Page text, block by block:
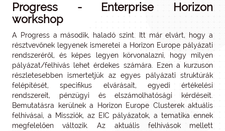
Progress - Enterprise Horizon
workshop
A Progress a második, haladó szint. Itt már elvárt, hogy a
résztvevőnek legyenek ismeretei a Horizon Europe pályázati
rendszeréről, és képes legyen körvonalazni, hogy milyen
pályázat/felhívás lehet érdekes számára. Ezen a kurzuson
részletesebben ismertetjük az egyes pályázati struktúrák
felépítését, specifikus elvárásait, egyedi értékelési
rendszereit, pénzügyi és elszámolhatósági kérdéseit.
Bemutatásra kerülnek a Horizon Europe Clusterek aktuális
felhívásai, a Missziók, az EIC pályázatok, a tematika ennek
megfelelően változik. Az aktuális felhívások mellett